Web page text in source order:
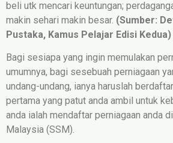
beli utk mencari keuntungan;
makin sehari makin besar. (Sumber:
Pustaka, Kamus Pelajar Edisi Kedua)
Bagi sesiapa yang ingin memulakan
umumnya, bagi sesebuah perniagaan
undang-undang, ianya haruslah
pertama yang patut anda ambil untuk
anda ialah mendaftar perniagaan anda
Malaysia (SSM).